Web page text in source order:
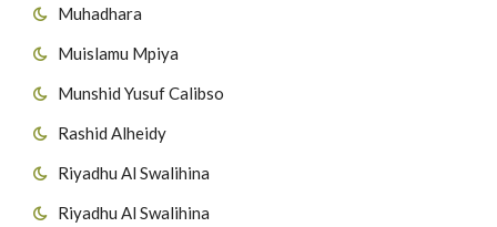
Muhadhara
Muislamu Mpiya
Munshid Yusuf Calibso
Rashid Alheidy
Riyadhu Al Swalihina
Riyadhu Al Swalihina